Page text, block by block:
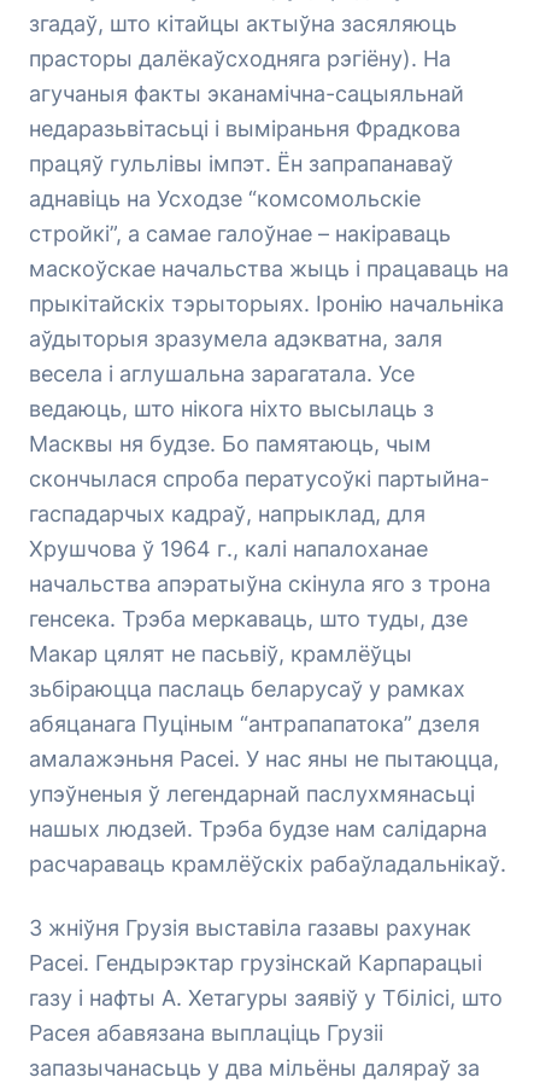
згадаў, што кітайцы актыўна засяляюць
прасторы далёкаўсходняга рэгіёну). На
агучаныя факты эканамічна-сацыяльнай
недаразьвітасьці і выміраньня Фрадкова
працяў гульлівы імпэт. Ён запрапанаваў
аднавіць на Усходзе “комсомольскіе
стройкі”, а самае галоўнае – накіраваць
маскоўскае начальства жыць і працаваць на
прыкітайскіх тэрыторыях. Іронію начальніка
аўдыторыя зразумела адэкватна, заля
весела і аглушальна зарагатала. Усе
ведаюць, што нікога ніхто высылаць з
Масквы ня будзе. Бо памятаюць, чым
скончылася спроба ператусоўкі партыйна-
гаспадарчых кадраў, напрыклад, для
Хрушчова ў 1964 г., калі напалоханае
начальства апэратыўна скінула яго з трона
генсека. Трэба меркаваць, што туды, дзе
Макар цялят не пасьвіў, крамлёўцы
зьбіраюцца паслаць беларусаў у рамках
абяцанага Пуціным “антрапапатока” дзеля
амалажэньня Расеі. У нас яны не пытаюцца,
упэўненыя ў легендарнай паслухмянасьці
нашых людзей. Трэба будзе нам салідарна
расчараваць крамлёўскіх рабаўладальнікаў.
3 жніўня Грузія выставіла газавы рахунак
Расеі. Гендырэктар грузінскай Карпарацыі
газу і нафты А. Хетагуры заявіў у Тбілісі, што
Расея абавязана выплаціць Грузіі
запазычанасьць у два мільёны даляраў за